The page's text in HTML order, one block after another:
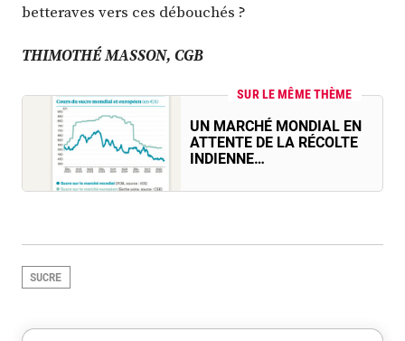
betteraves vers ces débouchés ?
THIMOTHÉ MASSON, CGB
SUR LE MÊME THÈME
UN MARCHÉ MONDIAL EN
ATTENTE DE LA RÉCOLTE
INDIENNE…
SUCRE